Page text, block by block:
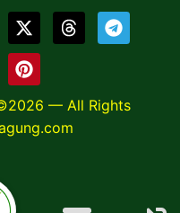
— All Rights